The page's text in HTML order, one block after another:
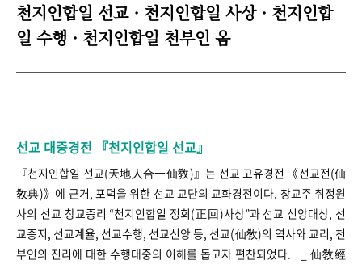
천지인합일 선교 · 천지인합일 사상 · 천지인합
일 수행 · 천지인합일 천부인 옴
선교 대중경전 『천지인합일 선교』
『천지인합일 선교(天地人合一仙敎)』는 선교 고유경전 《선교전(仙
敎典)》에 근거, 포덕을 위한 선교 교단의 교화경전이다. 창교주 취정원
사의 선교 창교종리 “천지인합일 정회(正回)사상”과 선교 신앙대상, 선
교종지, 선교계율, 선교수행, 선교신앙 등, 선교(仙敎)의 역사와 교리, 천
부인의 진리에 대한 수행대중의 이해를 돕고자 편찬되었다. _ 仙敎經